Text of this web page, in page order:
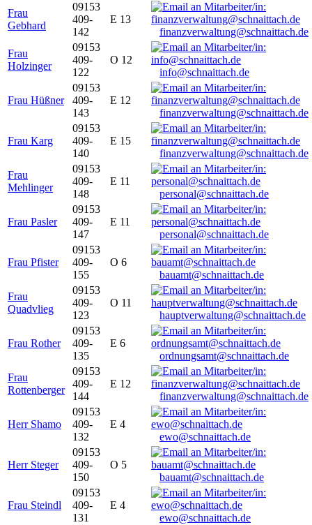
Frau
Gebhard
09153
409-
142
E 13
finanzverwaltung@schnaittach.de
Frau
Holzinger
09153
409-
122
O 12
info@schnaittach.de
Frau Hüßner
09153
409-
143
E 12
finanzverwaltung@schnaittach.de
Frau Karg
09153
409-
140
E 15
finanzverwaltung@schnaittach.de
Frau
Mehlinger
09153
409-
148
E 11
personal@schnaittach.de
Frau Pasler
09153
409-
147
E 11
personal@schnaittach.de
Frau Pfister
09153
409-
155
O 6
bauamt@schnaittach.de
Frau
Quadvlieg
09153
409-
123
O 11
hauptverwaltung@schnaittach.de
Frau Rother
09153
409-
135
E 6
ordnungsamt@schnaittach.de
Frau
Rottenberger
09153
409-
144
E 12
finanzverwaltung@schnaittach.de
Herr Shamo
09153
409-
132
E 4
ewo@schnaittach.de
Herr Steger
09153
409-
150
O 5
bauamt@schnaittach.de
Frau Steindl
09153
409-
131
E 4
ewo@schnaittach.de